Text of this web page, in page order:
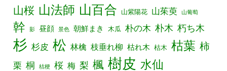
山桜 山法師 山百合 山紫陽花 山茱萸 山葡萄
幹 影 昼顔 景色 朝鮮まき 木瓜 朴の木 朴木 朽ち木
杉 杉皮 松 林檎 枝垂れ柳 枯れ木 枯木 枯葉 柿
栗 桐 桔梗 桜 梅 梨 楓 樹皮 水仙